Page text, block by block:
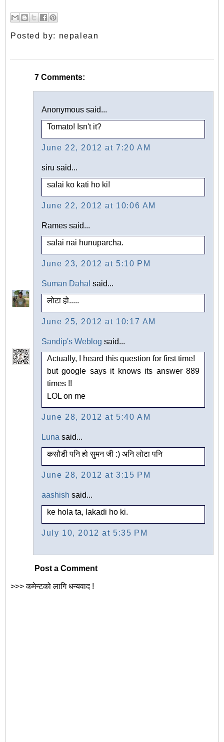
Posted by: nepalean
7 Comments:
Anonymous said...
Tomato! Isn't it?
June 22, 2012 at 7:20 AM
siru said...
salai ko kati ho ki!
June 22, 2012 at 10:06 AM
Rames said...
salai nai hunuparcha.
June 23, 2012 at 5:10 PM
Suman Dahal said...
लोटा हो.....
June 25, 2012 at 10:17 AM
Sandip's Weblog said...
Actually, I heard this question for first time!
but google says it knows its answer 889
times !!
LOL on me
June 28, 2012 at 5:40 AM
Luna said...
कसौडी पनि हो सुमन जी :) अनि लोटा पनि
June 28, 2012 at 3:15 PM
aashish said...
ke hola ta, lakadi ho ki.
July 10, 2012 at 5:35 PM
Post a Comment
>>> कमेन्टको लागि धन्यवाद !